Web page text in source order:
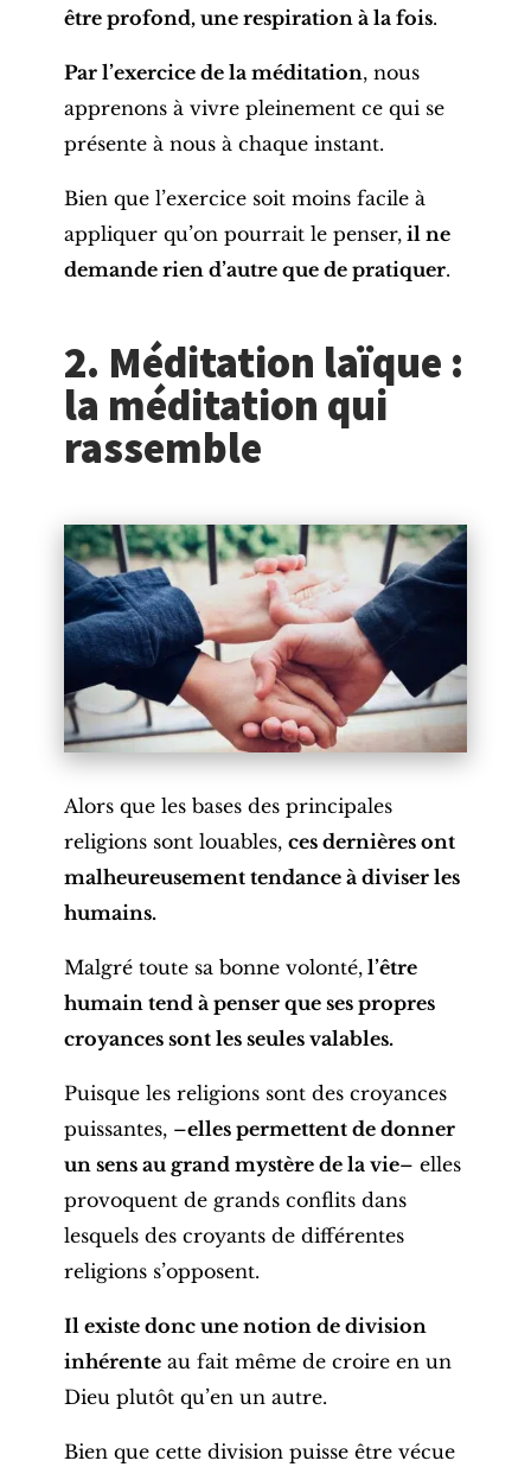
être profond, une respiration à la fois.
Par l’exercice de la méditation, nous
apprenons à vivre pleinement ce qui se
présente à nous à chaque instant.
Bien que l’exercice soit moins facile à
appliquer qu’on pourrait le penser,il ne
demande rien d’autre que de pratiquer.
2. Méditation laïque :
la méditation qui
rassemble
Alors que les bases des principales
religions sont louables, ces dernières ont
malheureusement tendance à diviser les
humains.
Malgré toute sa bonne volonté, l’être
humain tend à penser que ses propres
croyances sont les seules valables.
Puisque les religions sont des croyances
puissantes, –elles permettent de donner
un sens au grand mystère de la vie– elles
provoquent de grands conflits dans
lesquels des croyants de différentes
religions s’opposent.
Il existe donc une notion de division
inhérenteau fait même de croire en un
Dieu plutôt qu’en un autre.
Bien que cette division puisse être vécue